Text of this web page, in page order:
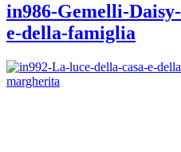
in986-Gemelli-
e-della-famiglia